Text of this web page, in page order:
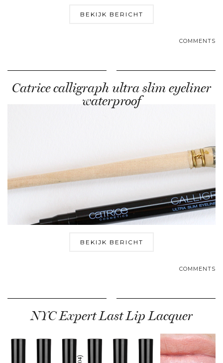
BEKIJK BERICHT
COMMENTS
Catrice calligraph ultra slim eyeliner
waterproof
BEKIJK BERICHT
COMMENTS
NYC Expert Last Lip Lacquer